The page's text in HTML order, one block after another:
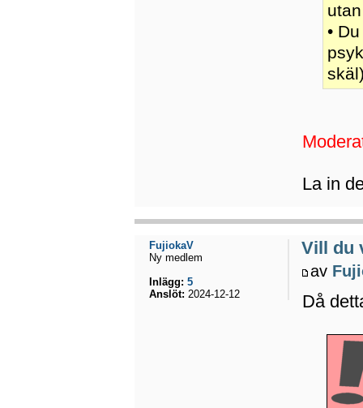
•
La in
Vill du
av
Då
FujiokaV
Ny medlem
Inlägg: 5
Anslöt: 2024-12-12